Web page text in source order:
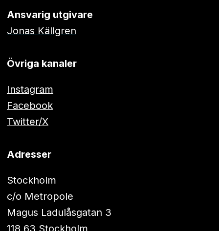
Ansvarig utgivare
Jonas Källgren
Övriga kanaler
Instagram
Facebook
Twitter/X
Adresser
Stockholm
c/o Metropole
Magus Ladulåsgatan 3
118 63 Stockholm